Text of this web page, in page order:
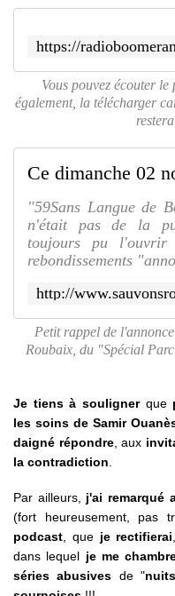
Vous pouvez écouter
également, la télécharger
"59Sans Langue de
n'était pas de la
toujours pu
rebondissements
Petit rappel de
Roubaix, du "Spécial
Je tiens à soulignerque
les soins de Samir
daigné répondre, aux
la contradiction
Par ailleurs, j'ai remarqué
(fort heureusement, pas
podcast , queje rectifierai
dans lequel je me
séries abusives de "